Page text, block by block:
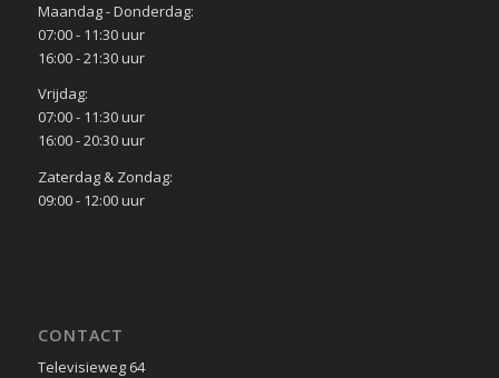
Maandag - Donderdag:
07:00 - 11:30 uur
16:00 - 21:30 uur
Vrijdag:
07:00 - 11:30 uur
16:00 - 20:30 uur
Zaterdag & Zondag:
09:00 - 12:00 uur
CONTACT
Televisieweg 64